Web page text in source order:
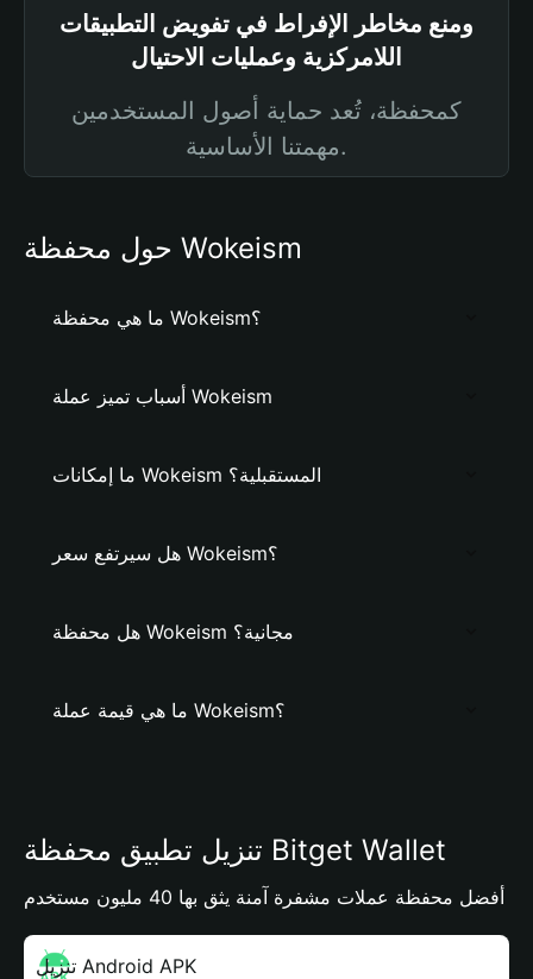
ومنع مخاطر الإفراط في تفويض التطبيقات
اللامركزية وعمليات الاحتيال
كمحفظة، تُعد حماية أصول المستخدمين
مهمتنا الأساسية.
حول محفظة Wokeism
ما هي محفظة Wokeism؟
أسباب تميز عملة Wokeism
ما إمكانات Wokeism المستقبلية؟
هل سيرتفع سعر Wokeism؟
هل محفظة Wokeism مجانية؟
ما هي قيمة عملة Wokeism؟
تنزيل تطبيق محفظة Bitget Wallet
أفضل محفظة عملات مشفرة آمنة يثق بها 40 مليون مستخدم
تنزيل Android APK